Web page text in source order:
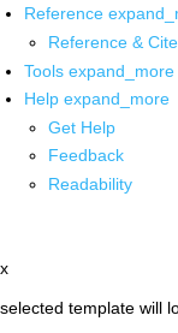
Reference
Reference & Cite
Tools expand_more
Help expand_more
Get Help
Feedback
Readability
x
selected template will